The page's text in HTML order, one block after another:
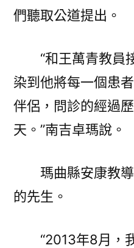
們聽取公道提出。
“和王萬青教員
染到他將每一個患
伴侶，問診的經過
天。”南吉卓瑪說。
瑪曲縣安康教
的先生。
“2013年8月，